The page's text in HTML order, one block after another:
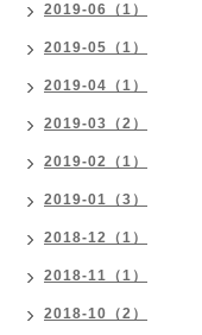
2019-06（1）
2019-05（1）
2019-04（1）
2019-03（2）
2019-02（1）
2019-01（3）
2018-12（1）
2018-11（1）
2018-10（2）